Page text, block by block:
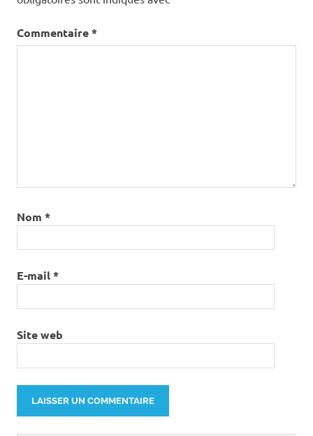
Commentaire*
Nom *
E-mail*
Site web